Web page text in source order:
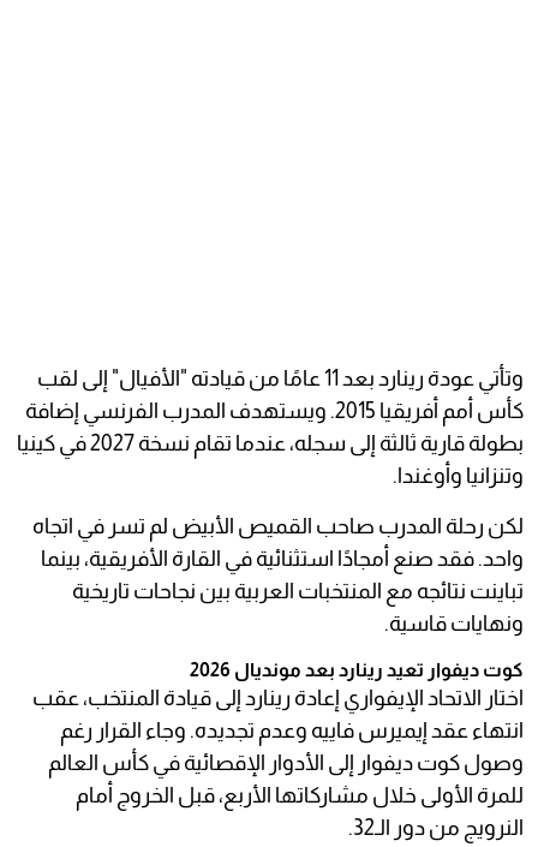
وتأتي عودة رينارد بعد 11 عامًا من قيادته "الأفيال" إلى لقب
كأس أمم أفريقيا 2015. ويستهدف المدرب الفرنسي إضافة
بطولة قارية ثالثة إلى سجله، عندما تقام نسخة 2027 في كينيا
وتنزانيا وأوغندا.
لكن رحلة المدرب صاحب القميص الأبيض لم تسر في اتجاه
واحد. فقد صنع أمجادًا استثنائية في القارة الأفريقية، بينما
تباينت نتائجه مع المنتخبات العربية بين نجاحات تاريخية
ونهايات قاسية.
كوت ديفوار تعيد رينارد بعد مونديال 2026
اختار الاتحاد الإيفواري إعادة رينارد إلى قيادة المنتخب، عقب
انتهاء عقد إيميرس فاييه وعدم تجديده. وجاء القرار رغم
وصول كوت ديفوار إلى الأدوار الإقصائية في كأس العالم
للمرة الأولى خلال مشاركاتها الأربع، قبل الخروج أمام
النرويج من دور الـ32.